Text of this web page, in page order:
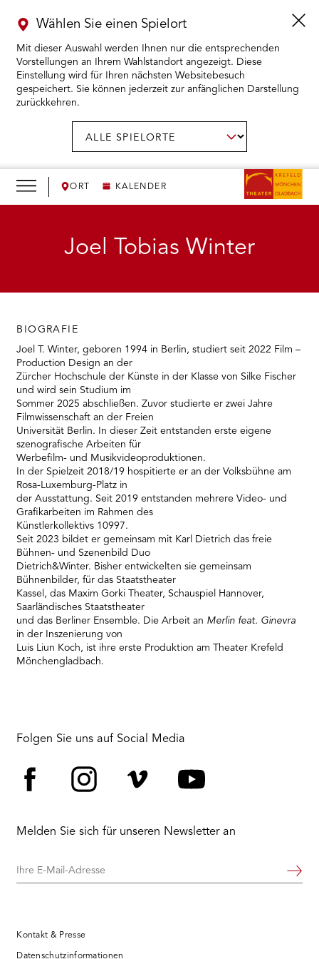
ORT KALENDER
Wählen Sie einen Spielort
Mit dieser Auswahl werden Ihnen nur die entsprechenden
Vorstellungen an Ihrem Wahlstandort angezeigt. Diese
Einstellung wird für Ihren nächsten Websitebesuch
gespeichert. Sie können jederzeit zur anfänglichen Darstellung
zurückkehren.
KARTENKAUF ÖFFNEN
WIR ÖFFNEN
THEATERPÄDAGOGIK ÖFFNEN
Joel Tobias Winter
BIOGRAFIE
Joel T. Winter, geboren 1994 in Berlin, studiert seit 2022 Film –
Production Design an der
Zürcher Hochschule der Künste in der Klasse von Silke Fischer
und wird sein Studium im
Sommer 2025 abschließen. Zuvor studierte er zwei Jahre
Filmwissenschaft an der Freien
Universität Berlin. In dieser Zeit entstanden erste eigene
szenografische Arbeiten für
Werbefilm- und Musikvideoproduktionen.
In der Spielzeit 2018/19 hospitierte er an der Volksbühne am
Rosa-Luxemburg-Platz in
der Ausstattung. Seit 2019 entstanden mehrere Video- und
Grafikarbeiten im Rahmen des
Künstlerkollektivs 10997.
Seit 2023 bildet er gemeinsam mit Karl Dietrich das freie
Bühnen- und Szenenbild Duo
Dietrich&Winter. Bisher entwickelten sie gemeinsam
Bühnenbilder, für das Staatstheater
Kassel, das Maxim Gorki Theater, Schauspiel Hannover,
Saarländisches Staatstheater
und das Berliner Ensemble. Die Arbeit an Merlin feat. Ginevra
in der Inszenierung von
Luis Liun Koch, ist ihre erste Produktion am Theater Krefeld
Mönchengladbach.
Folgen Sie uns auf Social Media
Melden Sie sich für unseren Newsletter an
Ihre
Weiter
Kontakt & Presse
Datenschutzinformationen